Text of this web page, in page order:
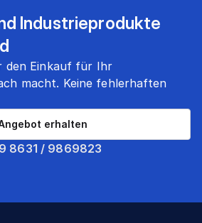
Industrieprodukte
den Einkauf für Ihr
macht. Keine fehlerhaften
8631 / 9869823
erhalten